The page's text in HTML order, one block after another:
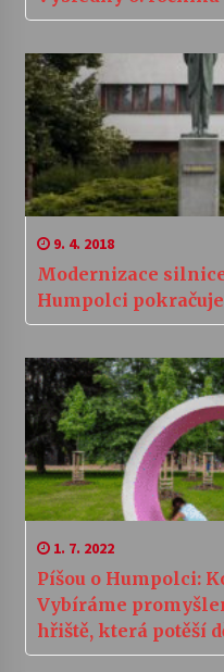
9. 4. 2018
Modernizace
Humpolci pokračuje
1. 7. 2022
Píšou o Humpolci:
Vybíráme
hřiště, která potěší